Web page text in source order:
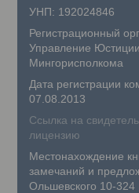
УНП: 192024846
Регистрационный
Управление Юстиции
Мингорисполкома
Дата регистрации
07.08.2013
Ссылка на
лицензию
Местонахождение
замечаний и
Ольшевского 10-324